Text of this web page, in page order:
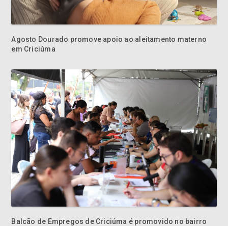
Agosto Dourado promove apoio ao aleitamento materno
em Criciúma
Balcão de Empregos de Criciúma é promovido no bairro